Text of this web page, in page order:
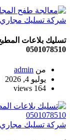
شركة تسليك مجاري
تسليك بلاعات
0501078510
من admin
يوليو 4, 2026
164 views
شركة تسليك مجاري